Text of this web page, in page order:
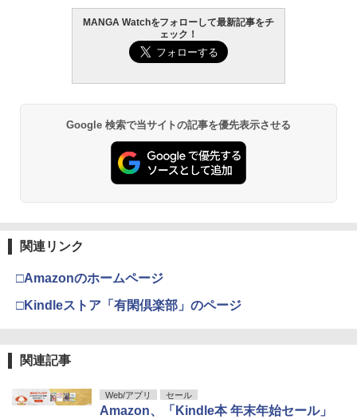
MANGA Watchをフォローして最新記事をチ
ェック！
Google 検索で当サイトの記事を優先表示させる
関連リンク
□Amazonのホームページ
□Kindleストア「有閑倶楽部」のページ
関連記事
Web/アプリ セール
Amazon、「Kindle本 年末年始セール」